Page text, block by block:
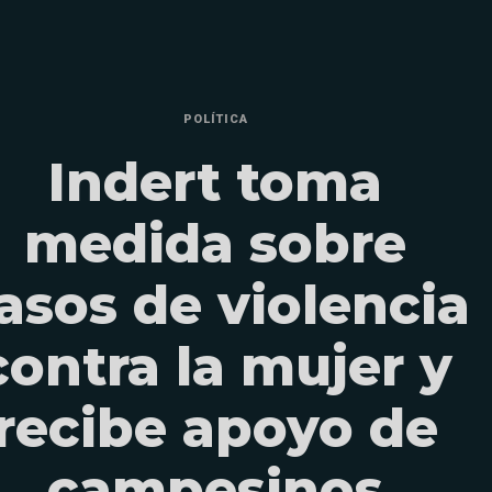
POLÍTICA
Indert toma
medida sobre
de violencia
la mujer y
apoyo de